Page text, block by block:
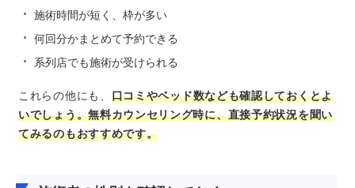
施術時間が短く、枠が多い
何回分かまとめて予約できる
系列店でも施術が受けられる
これらの他にも、 口コミやベッド数なども確認しておくとよ
いでしょう。無料カウンセリング時に、直接予約状況を聞い
てみるのもおすすめです。